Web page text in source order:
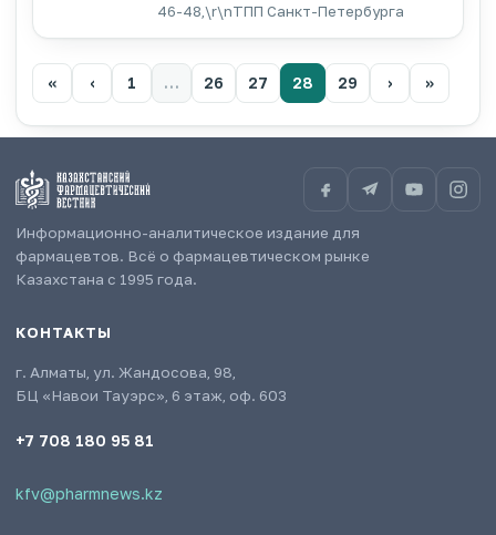
46-48,\r\nТПП Санкт-Петербурга
« ‹ 1 … 26 27 28 29 › »
Информационно-аналитическое издание для
фармацевтов. Всё о фармацевтическом рынке
Казахстана с 1995 года.
КОНТАКТЫ
г. Алматы, ул. Жандосова, 98,
БЦ «Навои Тауэрс», 6 этаж, оф. 603
+7 708 180 95 81
kfv@pharmnews.kz